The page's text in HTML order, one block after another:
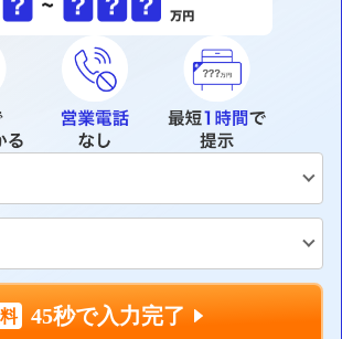
45秒で入力完了